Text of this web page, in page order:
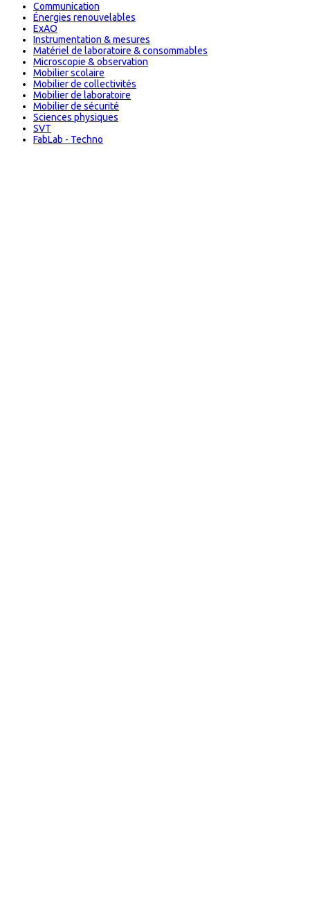
Communication
Énergies renouvelables
ExAO
Instrumentation & mesures
Matériel de laboratoire & consommables
Microscopie & observation
Mobilier scolaire
Mobilier de collectivités
Mobilier de laboratoire
Mobilier de sécurité
Sciences physiques
SVT
FabLab - Techno